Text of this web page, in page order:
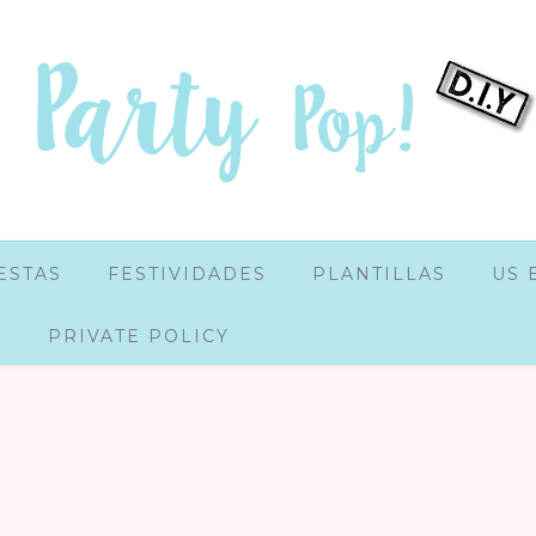
FESTIVIDADES PLANTILLAS US
PRIVATE POLICY